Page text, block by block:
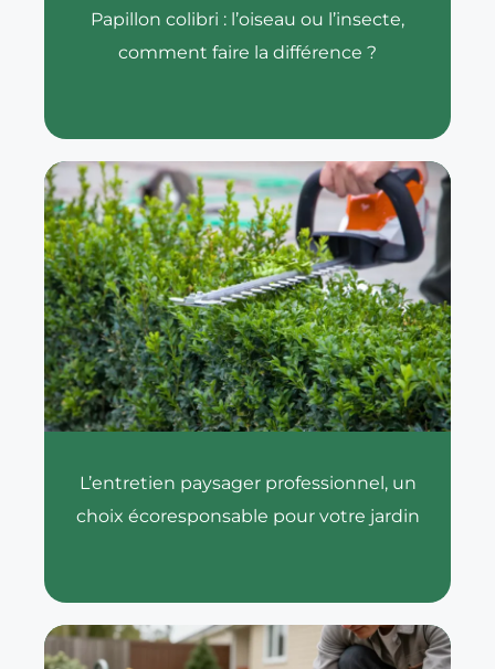
Papillon colibri : l’oiseau ou l’insecte,
comment faire la différence ?
L’entretien paysager professionnel, un
choix écoresponsable pour votre jardin